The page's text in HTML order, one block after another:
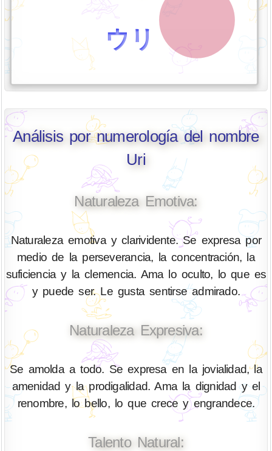
ウリ
Análisis por numerología del nombre
Uri
Naturaleza Emotiva:
Naturaleza emotiva y clarividente. Se expresa por
medio de la perseverancia, la concentración, la
suficiencia y la clemencia. Ama lo oculto, lo que es
y puede ser. Le gusta sentirse admirado.
Naturaleza Expresiva:
Se amolda a todo. Se expresa en la jovialidad, la
amenidad y la prodigalidad. Ama la dignidad y el
renombre, lo bello, lo que crece y engrandece.
Talento Natural: